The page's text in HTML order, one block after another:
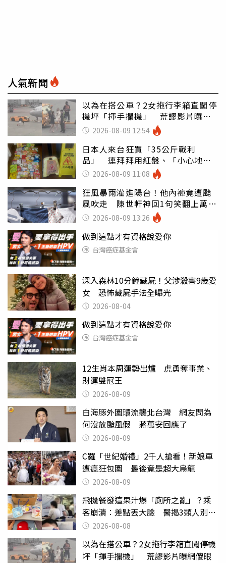
人氣新聞
以為在搭公車？2女拖行李箱直闖停
機坪「揮手攔機」 荒謬影片曝網
傻眼2026-08-09 12:54
日本人來台狂買「35公斤戰利
品」 連拜拜用紅盤、「小心地
滑」告示牌也帶回家
2026-08-09 11:08
狂風暴雨灌進陽台！他內褲竟遭颱
風吹走 陳世軒神回1句笑翻上萬網
友 2026-08-09 13:26
做到這點才有資格說愛你
台灣癌症基金會
深入森林10分鐘藏屍！父涉殺害9歲愛
女 恐怖藏屍手法全曝光
2026-08-04
做到這點才有資格說愛你
台灣癌症基金會
12生肖本周運勢出爐 虎勇奪事業、
財運雙冠王
2026-08-09
白海豚外圍環流襲北台灣 網友問為
何沒放颱風假 蔣萬安回應了
2026-08-09
C羅「世紀婚禮」2千人搶看！新娘車
遭瘋狂包圍 最後竟是超大烏龍
2026-08-09
飛機餐發這果汁爆「廁所之亂」？乘
客崩潰：差點丟大臉 醫揭3類人別亂
喝 2026-08-08
以為在搭公車？2女拖行李箱直闖停機
坪「揮手攔機」 荒謬影片曝網傻眼